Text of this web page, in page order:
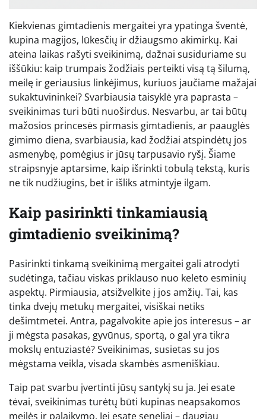
Kiekvienas gimtadienis mergaitei yra ypatinga šventė,
kupina magijos, lūkesčių ir džiaugsmo akimirkų. Kai
ateina laikas rašyti sveikinimą, dažnai susiduriame su
iššūkiu: kaip trumpais žodžiais perteikti visą tą šilumą,
meilę ir geriausius linkėjimus, kuriuos jaučiame mažajai
sukaktuvininkei? Svarbiausia taisyklė yra paprasta –
sveikinimas turi būti nuoširdus. Nesvarbu, ar tai būtų
mažosios princesės pirmasis gimtadienis, ar paauglės
gimimo diena, svarbiausia, kad žodžiai atspindėtų jos
asmenybę, pomėgius ir jūsų tarpusavio ryšį. Šiame
straipsnyje aptarsime, kaip išrinkti tobulą tekstą, kuris
ne tik nudžiugins, bet ir išliks atmintyje ilgam.
Kaip pasirinkti tinkamiausią
gimtadienio sveikinimą?
Pasirinkti tinkamą sveikinimą mergaitei gali atrodyti
sudėtinga, tačiau viskas priklauso nuo keleto esminių
aspektų. Pirmiausia, atsižvelkite į jos amžių. Tai, kas
tinka dvejų metukų mergaitei, visiškai netiks
dešimtmetei. Antra, pagalvokite apie jos interesus – ar
ji mėgsta pasakas, gyvūnus, sportą, o gal yra tikra
mokslų entuziastė? Sveikinimas, susietas su jos
mėgstama veikla, visada skambės asmeniškiau.
Taip pat svarbu įvertinti jūsų santykį su ja. Jei esate
tėvai, sveikinimas turėtų būti kupinas neapsakomos
meilės ir palaikymo. Jei esate seneliai – daugiau